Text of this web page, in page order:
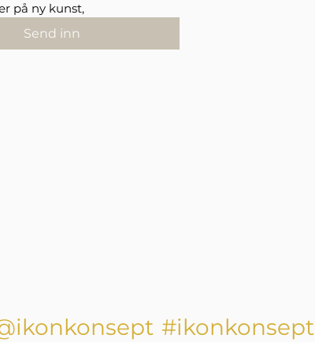
på ny kunst,
Send inn
#ikonkonsept